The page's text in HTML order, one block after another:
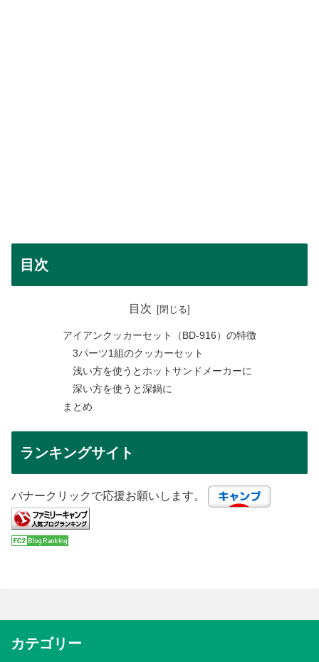
目次
目次
アイアンクッカーセット（BD-916）の特徴
3パーツ1組のクッカーセット
浅い方を使うとホットサンドメーカーに
深い方を使うと深鍋に
まとめ
ランキングサイト
バナークリックで応援お願いします。
カテゴリー